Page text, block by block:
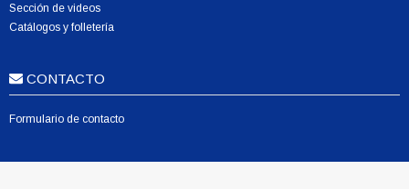
Sección de videos
Catálogos y folletería
CONTACTO
Formulario de contacto